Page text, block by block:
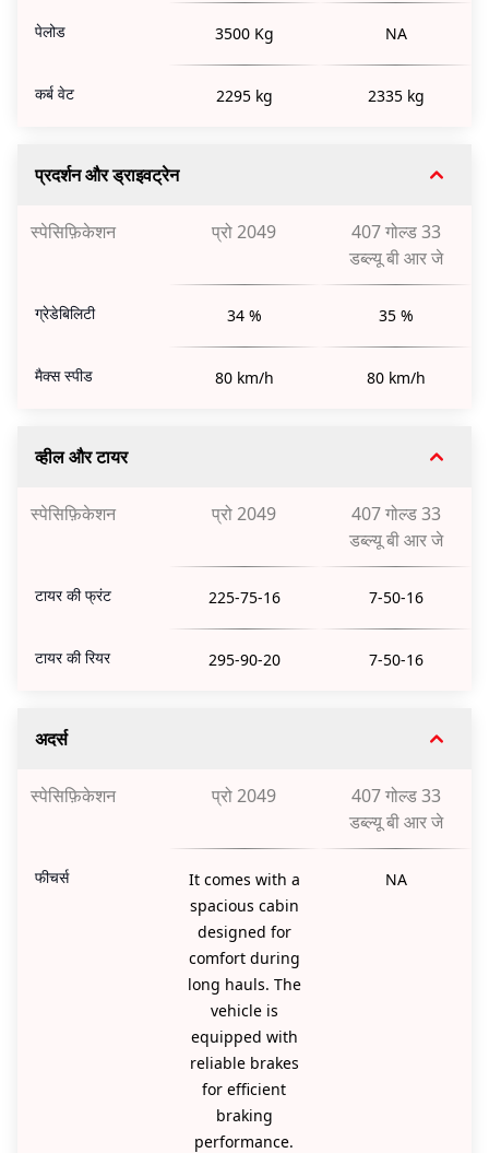
पेलोड 3500 Kg NA
कर्ब वेट 2295 kg 2335 kg
प्रदर्शन और ड्राइवट्रेन
स्पेसिफ़िकेशन प्रो 2049
407 गोल्ड 33
डब्ल्यू बी आर जे
ग्रेडेबिलिटी 34 % 35 %
मैक्स स्पीड 80 km/h 80 km/h
व्हील और टायर
स्पेसिफ़िकेशन प्रो 2049
407 गोल्ड 33
डब्ल्यू बी आर जे
टायर की फ्रंट 225-75-16 7-50-16
टायर की रियर 295-90-20 7-50-16
अदर्स
स्पेसिफ़िकेशन प्रो 2049
407 गोल्ड 33
डब्ल्यू बी आर जे
फीचर्स
It comes with a
spacious cabin
designed for
comfort during
long hauls. The
vehicle is
equipped with
reliable brakes
for efficient
braking
performance.
NA